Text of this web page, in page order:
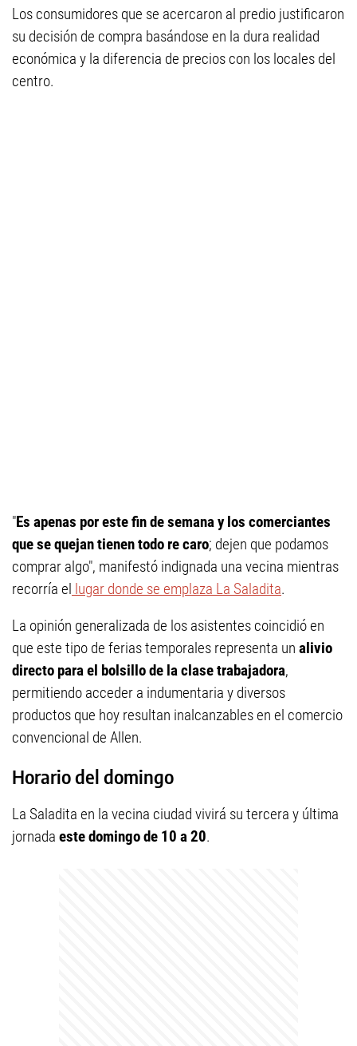
Los consumidores que se acercaron al predio justificaron
su decisión de compra basándose en la dura realidad
económica y la diferencia de precios con los locales del
centro.
"Es apenas por este fin de semana y los comerciantes
que se quejan tienen todo re caro; dejen que podamos
comprar algo", manifestó indignada una vecina mientras
recorría el lugar donde se emplaza La Saladita.
La opinión generalizada de los asistentes coincidió en
que este tipo de ferias temporales representa un alivio
directo para el bolsillo de la clase trabajadora,
permitiendo acceder a indumentaria y diversos
productos que hoy resultan inalcanzables en el comercio
convencional de Allen.
Horario del domingo
La Saladita en la vecina ciudad vivirá su tercera y última
jornada este domingo de 10 a 20.